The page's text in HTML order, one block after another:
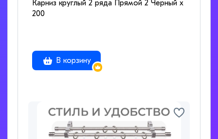
Карниз круглый 2 ряда Прямой 2 Черный x
200
В корзину